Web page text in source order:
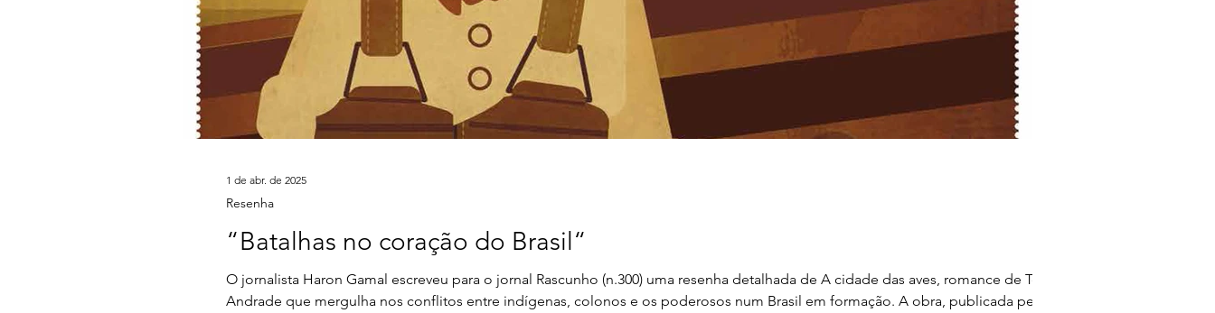
“Batalhas no coração do Brasil“
O jornalista Haron Gamal escreveu para o jornal Rascunho (n.300) uma resenha detalhada de A cidade das aves, romance de Tereza
Andrade que mergulha nos conflitos entre indígenas, colonos e os poderosos num Brasil em formação. A obra, publicada pela
Resenha
1 de abr. de 2025